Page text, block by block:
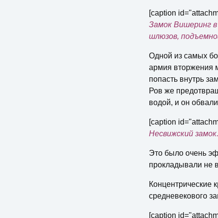
[caption
Замок Вишеринг
шлюзов,
Одной из самых
армия вторжения
попасть внутрь
Ров же
водой, и он
[caption
Несвижский
Это было очень
прокладывали не
средневекового
[caption